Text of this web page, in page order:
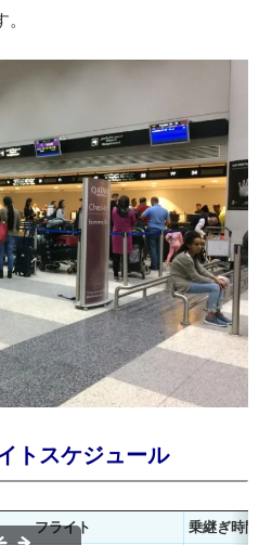
トスケジュール
フライト 乗継ぎ時間